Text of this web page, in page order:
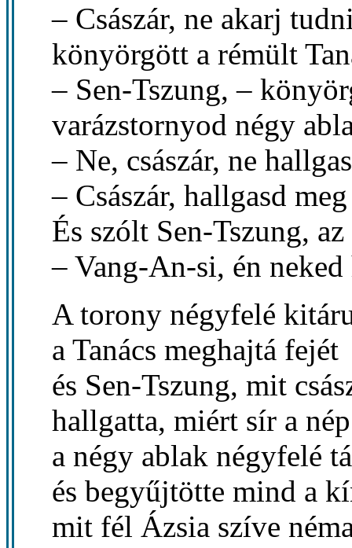
– Császár, ne akarj
könyörgött a rémült
– Sen-Tszung, –
varázstornyod négy
– Ne, császár, ne
– Császár, hallgasd
És szólt Sen-Tszung,
– Vang-An-si, én
A torony négyfelé
a Tanács meghajtá fejét
és Sen-Tszung, mit
hallgatta, miért sír a
a négy ablak négyfelé
és begyűjtötte mind a
mit fél Ázsia szíve